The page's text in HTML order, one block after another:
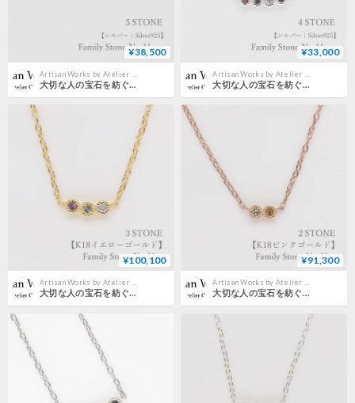
¥38,500
大切な人の宝石を紡ぐネックレス【選べる誕生石-5石-】｜シルバー925｜Family Necklace（ファミリーネックレス）｜Artisan Works
¥33,000
大切な人の宝石を紡ぐネックレス【選べる誕生石-4石-】｜シルバー925｜Family Necklace（ファミリーネックレス）｜Artisan Works
¥100,100
大切な人の宝石を紡ぐネックレス【選べる誕生石-3石-】｜K18イエローゴールド｜Family Necklace（ファミリーネックレス）｜Artisan Works
¥91,300
大切な人の宝石を紡ぐネックレス【選べる誕生石-2石-】｜K18ピンクゴールド｜Family Necklace（ファミリーネックレス）｜Artisan Works